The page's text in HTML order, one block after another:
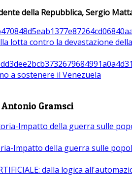
della Repubblica, Sergio
lotta contro la devastazione
a sostenere il Venezuela
Gramsci
Impatto della guerra sulle
Impatto della guerra sulle
dalla logica